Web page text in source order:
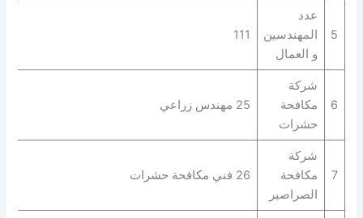
5
عدد
المهندسين
و العمال
111
6
شركة
مكافحة
حشرات
25 مهندس زراعي
7
شركة
مكافحة
الصراصير
26 فني مكافحة حشرات